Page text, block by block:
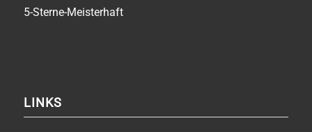
5-Sterne-Meisterhaft
LINKS